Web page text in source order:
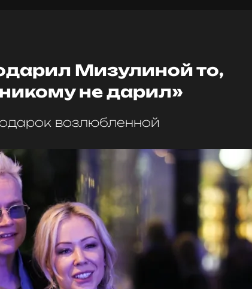
Мизулиной то,
не дарил»
возлюбленной